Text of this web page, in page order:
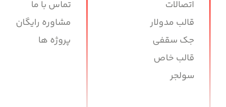
اتصالات
قالب مدولار
جک سقفی
قالب خاص
سولجر
تماس با ما
مشاوره رایگان
پروژه ها